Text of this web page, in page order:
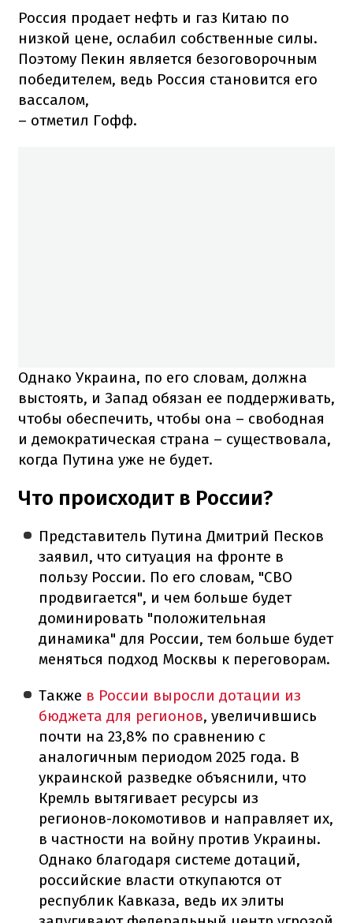
Россия продает нефть и газ Китаю по
низкой цене, ослабил собственные силы.
Поэтому Пекин является безоговорочным
победителем, ведь Россия становится его
вассалом,
– отметил Гофф.
Однако Украина, по его словам, должна
выстоять, и Запад обязан ее поддерживать,
чтобы обеспечить, чтобы она – свободная
и демократическая страна – существовала,
когда Путина уже не будет.
Что происходит в России?
Представитель Путина Дмитрий Песков
заявил, что ситуация на фронте в
пользу России. По его словам, "СВО
продвигается", и чем больше будет
доминировать "положительная
динамика" для России, тем больше будет
меняться подход Москвы к переговорам.
Также в России выросли дотации из
бюджета для регионов, увеличившись
почти на 23,8% по сравнению с
аналогичным периодом 2025 года. В
украинской разведке объяснили, что
Кремль вытягивает ресурсы из
регионов-локомотивов и направляет их,
в частности на войну против Украины.
Однако благодаря системе дотаций,
российские власти откупаются от
республик Кавказа, ведь их элиты